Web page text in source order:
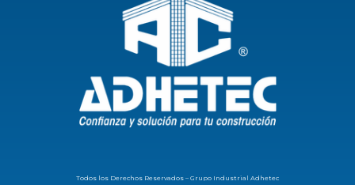
Todos los Derechos Reservados – Grupo Industrial Adhetec